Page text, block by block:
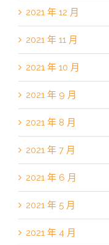
2021 年 12 月
2021 年 11 月
2021 年 10 月
2021 年 9 月
2021 年 8 月
2021 年 7 月
2021 年 6 月
2021 年 5 月
2021 年 4 月